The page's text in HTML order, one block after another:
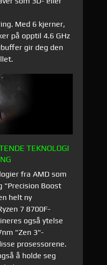
Med 6 kjerner,
på opptil 4.6 GHz
gir deg den
TEKNOLOGI
fra AMD som
"Precision Boost
helt ny
7 8700F-
også ytelse
"Zen 3"-
prosessorene.
å holde seg